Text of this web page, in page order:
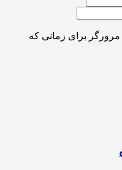
مرورگر برای زمانی که